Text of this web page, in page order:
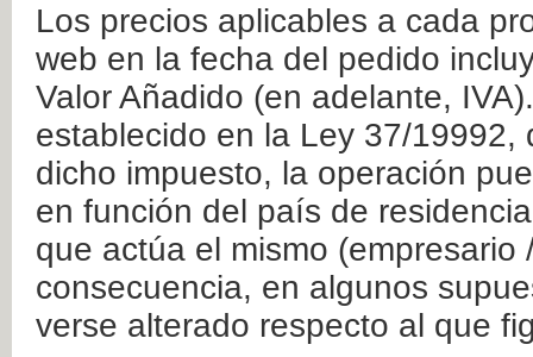
Los precios aplicables a cada
web en la fecha del pedido
Valor Añadido (en adelante,
establecido en la Ley 37/
dicho impuesto, la operación
en función del país de
que actúa el mismo
consecuencia, en algunos
verse alterado respecto al que